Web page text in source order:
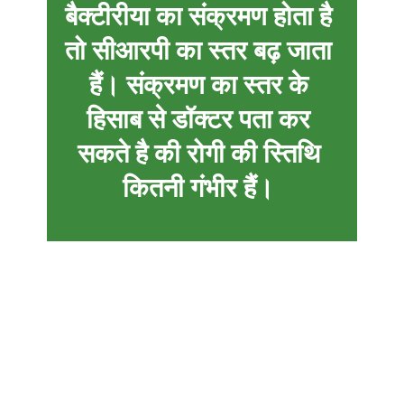
बैक्टीरीया का संक्रमण होता है
तो सीआरपी का स्तर बढ़ जाता
हैं। संक्रमण का स्तर के
हिसाब से डॉक्टर पता कर
सकते है की रोगी की स्तिथि
कितनी गंभीर हैं।